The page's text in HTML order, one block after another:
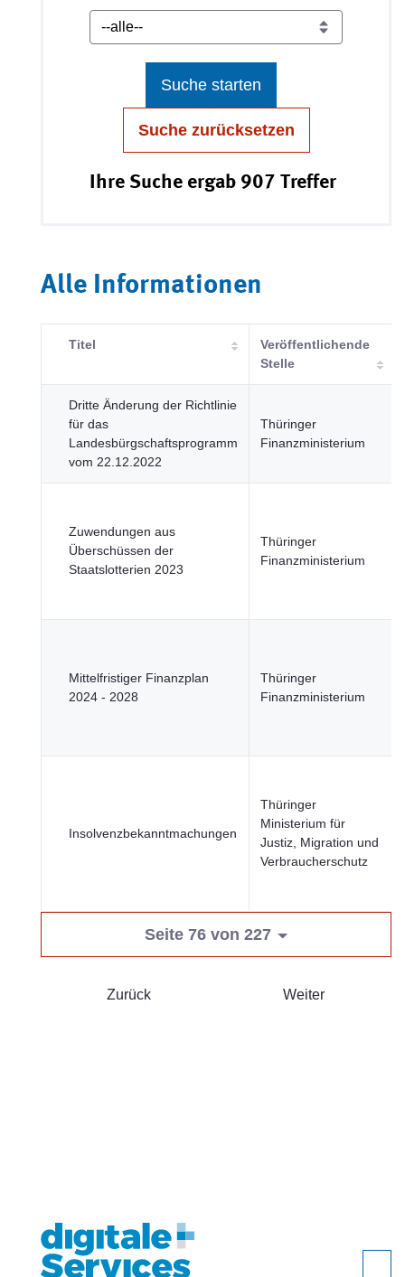
Suche starten
Suche zurücksetzen
Ihre Suche ergab 907 Treffer
Alle Informationen
Titel
Veröffentlichende
Stelle
Dritte Änderung der Richtlinie
für das
Landesbürgschaftsprogramm
vom 22.12.2022
Thüringer
Finanzministerium
Zuwendungen aus
Überschüssen der
Staatslotterien 2023
Thüringer
Finanzministerium
Mittelfristiger Finanzplan
2024 - 2028
Thüringer
Finanzministerium
Insolvenzbekanntmachungen
Thüringer
Ministerium für
Justiz, Migration und
Verbraucherschutz
Seite 76 von 227
Zurück Weiter